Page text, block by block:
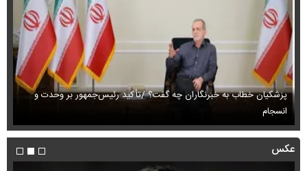
پزشکیان خطاب به خبرنگاران چه گفت؟ /تأکید رئیس‌جمهور بر وحدت و
انسجام
عکس